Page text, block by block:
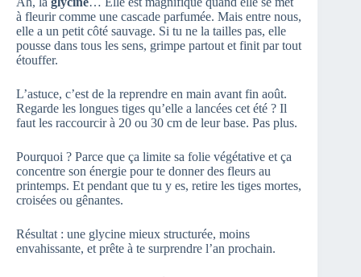
à fleurir comme une cascade parfumée. Mais entre nous,
elle a un petit côté sauvage. Si tu ne la tailles pas, elle
pousse dans tous les sens, grimpe partout et finit par tout
étouffer.
L’astuce, c’est de la reprendre en main avant fin août.
Regarde les longues tiges qu’elle a lancées cet été ? Il
faut les raccourcir à 20 ou 30 cm de leur base. Pas plus.
Pourquoi ? Parce que ça limite sa folie végétative et ça
concentre son énergie pour te donner des fleurs au
printemps. Et pendant que tu y es, retire les tiges mortes,
croisées ou gênantes.
Résultat : une glycine mieux structurée, moins
envahissante, et prête à te surprendre l’an prochain.